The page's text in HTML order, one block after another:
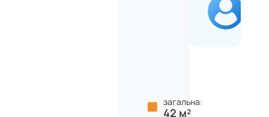
загальна:
42 м²